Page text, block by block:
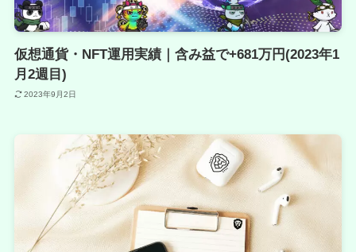
仮想通貨・NFT運用実績｜含み益で+681万円(2023年1
月2週目)
2023年9月2日